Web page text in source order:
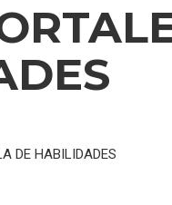
DE HABILIDADES